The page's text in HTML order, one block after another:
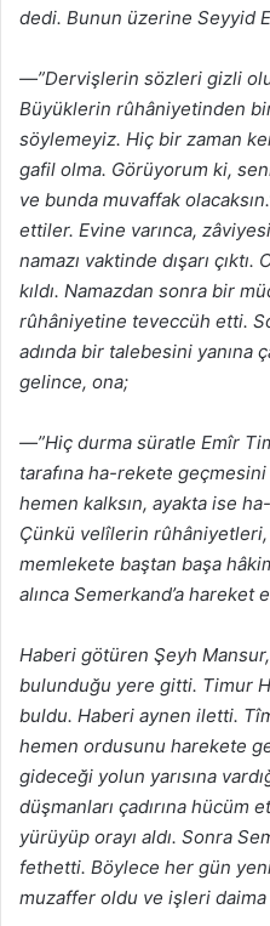
dedi. Bunun üzerine Seyyid
—”Dervişlerin sözleri gizli
Büyüklerin rûhâniyetinden
söylemeyiz. Hiç bir zaman
gafil olma. Görüyorum ki,
ve bunda muvaffak
ettiler. Evine varınca,
namazı vaktinde dışarı
kıldı. Namazdan sonra bir
rûhâniyetine teveccüh etti.
adında bir talebesini yanına
gelince, ona;
—”Hiç durma süratle Emîr
tarafına ha-rekete
hemen kalksın, ayakta ise
Çünkü velîlerin
memlekete baştan başa
alınca Semerkand’a hareket
Haberi götüren Şeyh
bulunduğu yere gitti. Timur
buldu. Haberi aynen iletti.
hemen ordusunu harekete
gideceği yolun yarısına
düşmanları çadırına hücüm
yürüyüp orayı aldı. Sonra
fethetti. Böylece her gün
muzaffer oldu ve işleri